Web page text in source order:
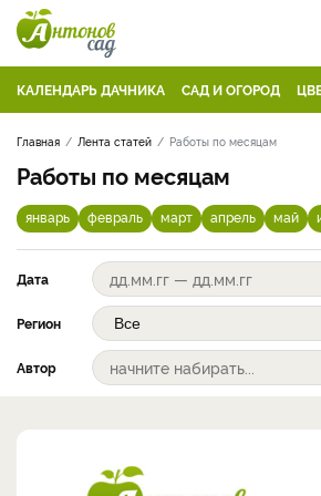
КАЛЕНДАРЬ ДАЧНИКА САД И ОГОРОД
Главная Лента статей Работы по месяцам
Работы по месяцам
январь февраль март апрель май
Дата
Регион
Автор